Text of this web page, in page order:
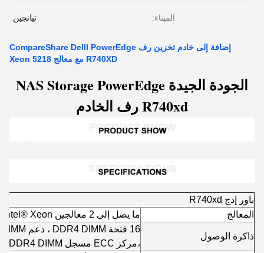
الميناء: تيانجين
إضافة إلى خادم تخزين رف CompareShare Delll PowerEdge
R740XD مع معالج Xeon 5218
الجودة الجيدة NAS Storage PowerEdge
R740xd رف الخادم
باور إدج R740xd
المعالج
ما يصل إلى 2 معالجين Intel® Xeon® قابلين للتوسع،
ذاكرة الوصول
،مركز ECC مسجل DDR4 DIMM